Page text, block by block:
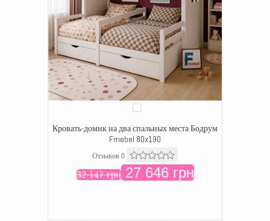
Кровать-домик на два спальных места Бодрум
Fmebel 80x190
Отзывов 0
32 147 грн27 646 грн